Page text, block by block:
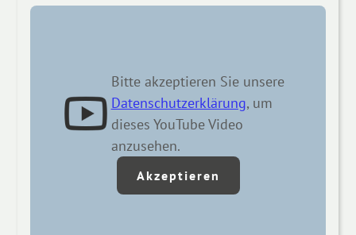
Bitte akzeptieren Sie unsere
Datenschutzerklärung, um
dieses YouTube Video
anzusehen.
Akzeptieren